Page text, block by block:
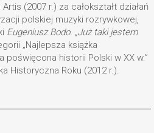
(2007 r.) za całokształt działań
polskiej muzyki rozrywkowej,
Eugeniusz Bodo. „Już taki jestem
„Najlepsza książka
poświęcona historii Polski w XX w.”
Historyczna Roku (2012 r.).